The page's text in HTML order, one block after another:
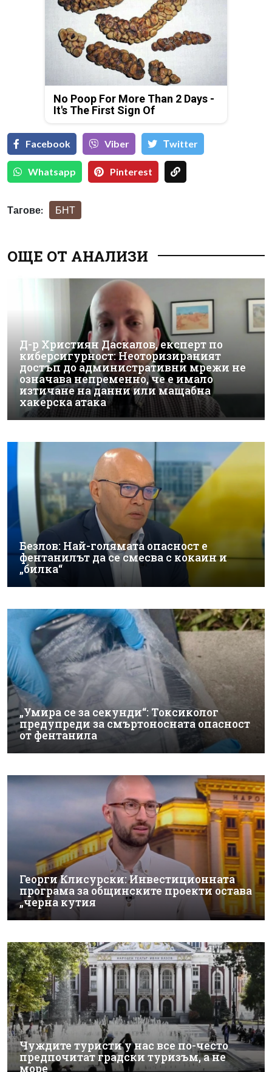
No Poop For More Than 2 Days -
It's The First Sign Of
Facebook Viber Тwitter
Whatsapp Pinterest
Тагове: БНТ
ОЩЕ ОТ АНАЛИЗИ
Д-р Християн Даскалов, експерт по
киберсигурност: Неоторизираният
достъп до административни мрежи не
означава непременно, че е имало
изтичане на данни или мащабна
хакерска атака
Безлов: Най-голямата опасност е
фентанилът да се смесва с кокаин и
„билка“
„Умира се за секунди“: Токсиколог
предупреди за смъртоносната опасност
от фентанила
Георги Клисурски: Инвестиционната
програма за общинските проекти остава
„черна кутия
Чуждите туристи у нас все по-често
предпочитат градски туризъм, а не
море